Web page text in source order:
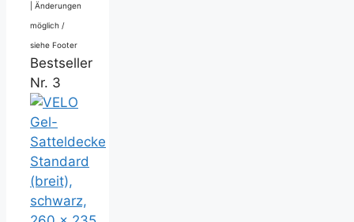
Änderungen
möglich /
siehe Footer
Bestseller
Nr. 3